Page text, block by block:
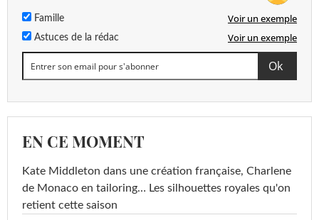
Famille Voir un exemple
Astuces de la rédac Voir un exemple
EN CE MOMENT
Kate Middleton dans une création française, Charlene
de Monaco en tailoring… Les silhouettes royales qu'on
retient cette saison